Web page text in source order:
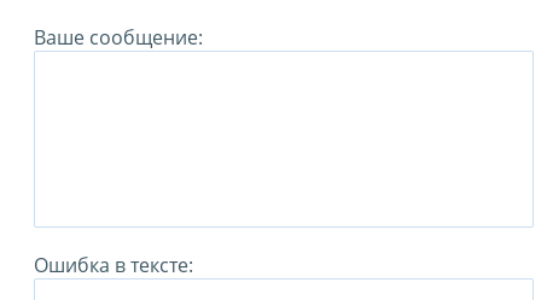
Ваше сообщение:
Ошибка в тексте: